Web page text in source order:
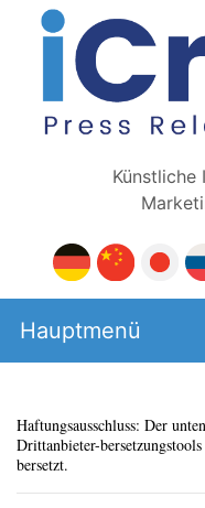
Künstliche
Hauptmenü
Haftungsausschluss: Der
Drittanbieter-
bersetzt.